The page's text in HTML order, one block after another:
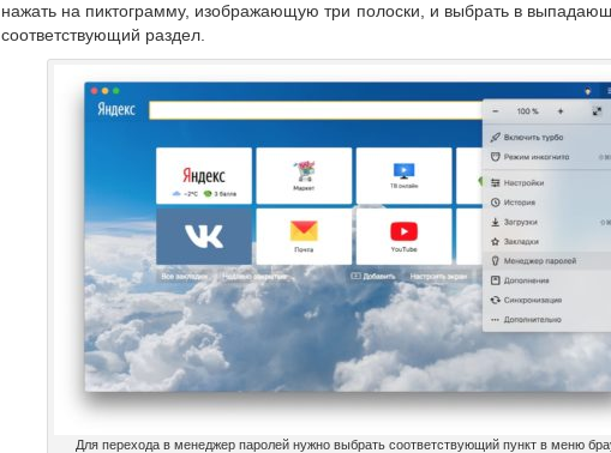
нажать на пиктограмму, изображающую три полоски, и выбрать в
соответствующий раздел.
Для перехода в менеджер паролей нужно выбрать соответствующий пункт в меню